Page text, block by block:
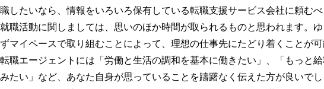
職したいなら、情報をいろいろ保有している転職支援サービス会社に頼むべ
就職活動に関しましては、思いのほか時間が取られるものと思われます。
ずマイペースで取り組むことによって、理想の仕事先にたどり着くことが
転職エージェントには「労働と生活の調和を基本に働きたい」、「もっと
みたい」など、あなた自身が思っていることを躊躇なく伝えた方が良いでし